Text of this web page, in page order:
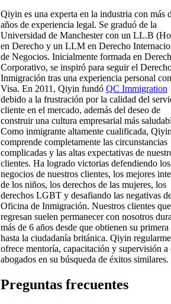
Qiyin es una experta en la industria con más
años de experiencia legal. Se graduó de la
Universidad de Manchester con un LL.B
en Derecho y un LLM en Derecho
de Negocios. Inicialmente formada en
Corporativo, se inspiró para seguir el
Inmigración tras una experiencia personal
Visa. En 2011, Qiyin fundó QC Immigration
debido a la frustración por la calidad del
cliente en el mercado, además del deseo de
construir una cultura empresarial más
Como inmigrante altamente cualificada,
comprende completamente las circunstancias
complicadas y las altas expectativas de
clientes. Ha logrado victorias defendiendo los
negocios de nuestros clientes, los mejores
de los niños, los derechos de las mujeres, los
derechos LGBT y desafiando las negativas
Oficina de Inmigración. Nuestros clientes que
regresan suelen permanecer con nosotros
más de 6 años desde que obtienen su primera
hasta la ciudadanía británica. Qiyin
ofrece mentoría, capacitación y supervisión a
abogados en su búsqueda de éxitos similares.
Preguntas frecuentes